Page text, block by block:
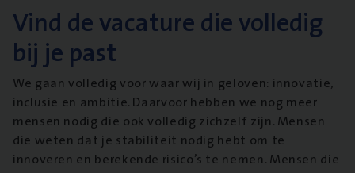
Vind de vacature die volledig
bij je past
We gaan volledig voor waar wij in geloven: innovatie,
inclusie en ambitie. Daarvoor hebben we nog meer
mensen nodig die ook volledig zichzelf zijn. Mensen
die weten dat je stabiliteit nodig hebt om te
innoveren en berekende risico’s te nemen. Mensen die